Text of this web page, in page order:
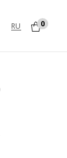
RU 0